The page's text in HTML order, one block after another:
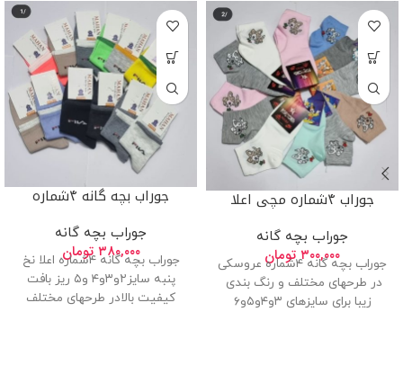
جوراب ۴شماره مچی اعلا
جوراب بچه گانه
۳۰۰,۰۰۰ تومان
جوراب بچه گانه ۴شماره عروسکی
در طرحهای مختلف و رنگ بندی
زیبا برای سایزهای ۳و۴و۵و۶
جوراب بچه گانه ۴شماره
جوراب بچه گانه
۳۸۰,۰۰۰ تومان
جوراب بچه گانه ۴شماره اعلا نخ
پنبه سایز۲و۳و۴ و۵ ریز بافت
کیفیت بالادر طرحهای مختلف